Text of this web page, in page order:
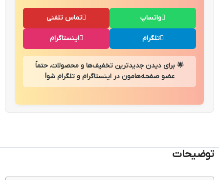
تماس تلفنی واتساپ
اینستاگرام تلگرام
🌟 برای دیدن جدیدترین تخفیف‌ها و محصولات، حتماً
عضو صفحه‌هامون در اینستاگرام و تلگرام شو!
توضیحات